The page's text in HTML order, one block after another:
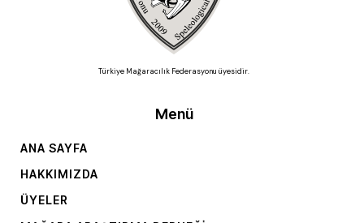
Türkiye Mağaracılık Federasyonu üyesidir.
Menü
ANA SAYFA
HAKKIMIZDA
ÜYELER